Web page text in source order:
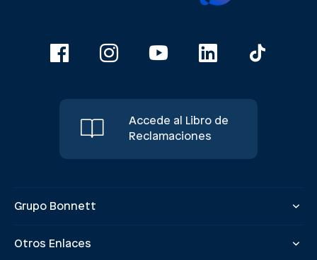
Accede al Libro de
Reclamaciones
Grupo Bonnett
Otros Enlaces